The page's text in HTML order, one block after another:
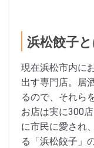
浜松餃子
現在浜松市内に
出す専門店。居
るので、それら
お店は実に300
に市民に愛され
る「浜松餃子」